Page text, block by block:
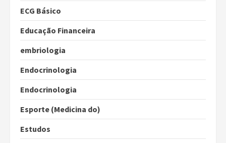
ECG Básico
Educação Financeira
embriologia
Endocrinologia
Endocrinologia
Esporte (Medicina do)
Estudos